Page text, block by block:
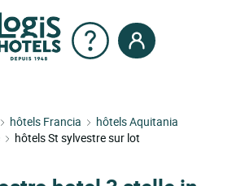
hôtels Francia
hôtels Aquitania
hôtels St sylvestre sur lot